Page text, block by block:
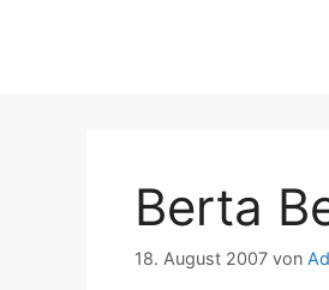
Berta
18. August 2007 von